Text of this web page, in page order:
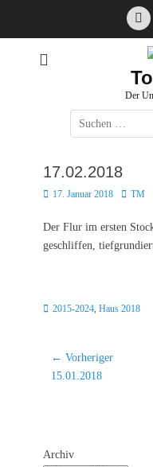
Der
Suche
nach:
17.02.2018
Posted
17. Januar 2018 Autor
TM
Der Flur im ersten
geschliffen,
Kategorien
2015-2024 Haus 2018
← Vorheriger
Vorheriger
15.01.2018
Archiv